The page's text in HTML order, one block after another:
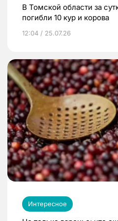
В Томской области за
погибли 10 кур и корова
12:04 / 25.07.26
Интересное